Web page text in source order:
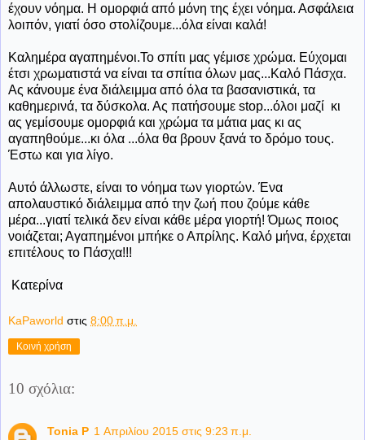
έχουν νόημα. Η ομορφιά από μόνη της έχει νόημα. Ασφάλεια
λοιπόν, γιατί όσο στολίζουμε...όλα είναι καλά!
Καλημέρα αγαπημένοι.Το σπίτι μας γέμισε χρώμα. Εύχομαι
έτσι χρωματιστά να είναι τα σπίτια όλων μας...Καλό Πάσχα.
Ας κάνουμε ένα διάλειμμα από όλα τα βασανιστικά, τα
καθημερινά, τα δύσκολα. Ας πατήσουμε stop...όλοι μαζί κι
ας γεμίσουμε ομορφιά και χρώμα τα μάτια μας κι ας
αγαπηθούμε...κι όλα ...όλα θα βρουν ξανά το δρόμο τους.
Έστω και για λίγο.
Αυτό άλλωστε, είναι το νόημα των γιορτών. Ένα
απολαυστικό διάλειμμα από την ζωή που ζούμε κάθε
μέρα...γιατί τελικά δεν είναι κάθε μέρα γιορτή! Όμως ποιος
νοιάζεται; Αγαπημένοι μπήκε ο Απρίλης. Καλό μήνα, έρχεται
επιτέλους το Πάσχα!!!
Κατερίνα
KaPaworld στις 8:00 π.μ.
Κοινή χρήση
10 σχόλια:
Tonia P 1 Απριλίου 2015 στις 9:23 π.μ.